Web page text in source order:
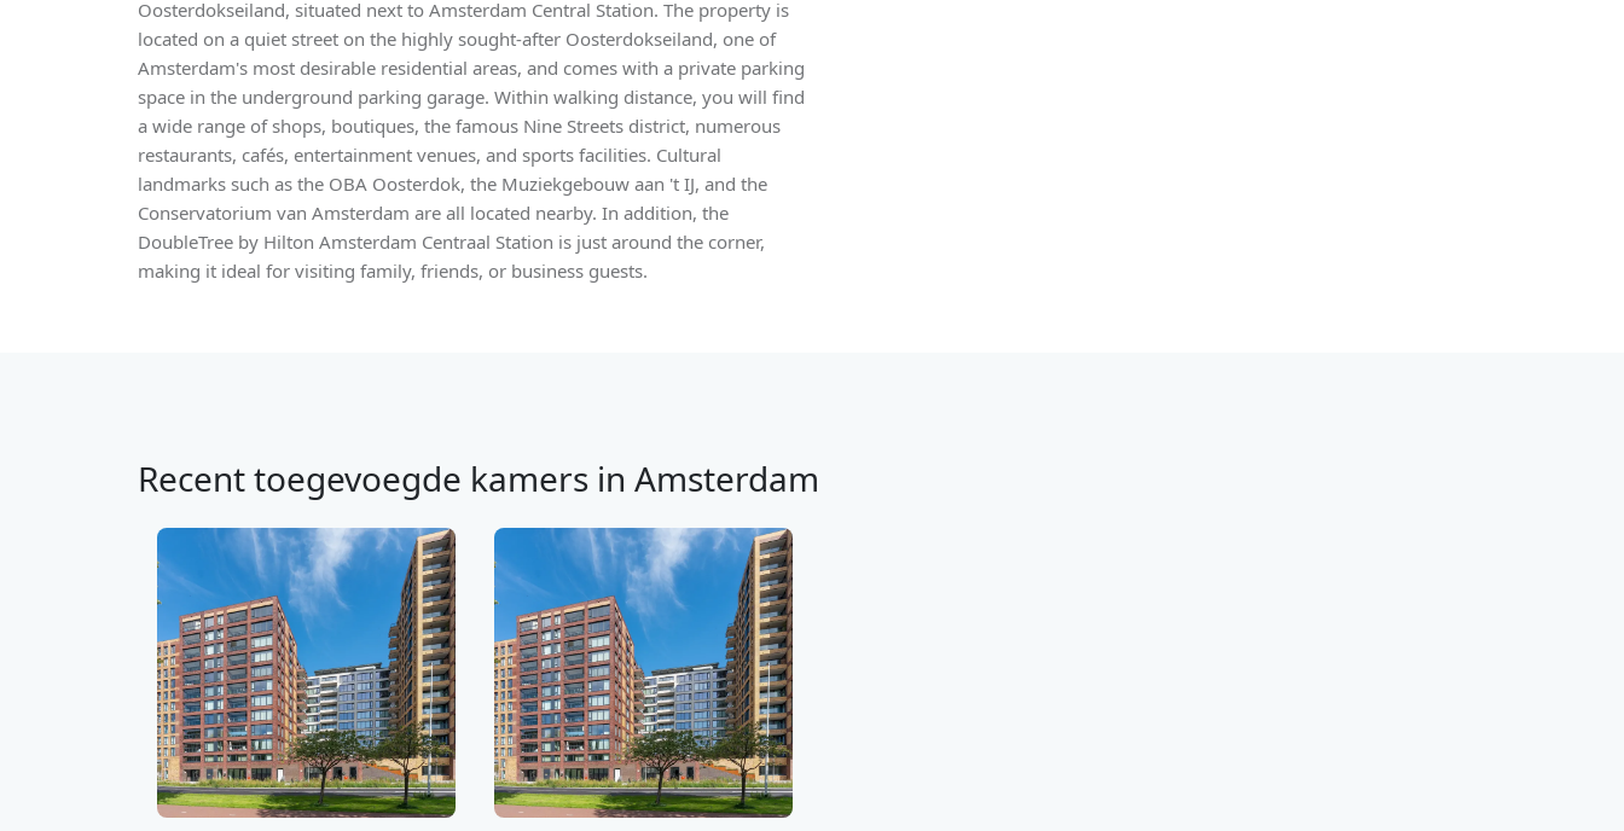
Oosterdokseiland, situated next to Amsterdam Central Station. The property is
located on a quiet street on the highly sought-after Oosterdokseiland, one of
Amsterdam's most desirable residential areas, and comes with a private parking
space in the underground parking garage. Within walking distance, you will find
a wide range of shops, boutiques, the famous Nine Streets district, numerous
restaurants, cafés, entertainment venues, and sports facilities. Cultural
landmarks such as the OBA Oosterdok, the Muziekgebouw aan 't IJ, and the
Conservatorium van Amsterdam are all located nearby. In addition, the
DoubleTree by Hilton Amsterdam Centraal Station is just around the corner,
making it ideal for visiting family, friends, or business guests.
Recent toegevoegde kamers in Amsterdam